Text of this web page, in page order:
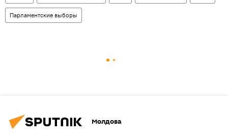
Парламентские выборы
Молдова